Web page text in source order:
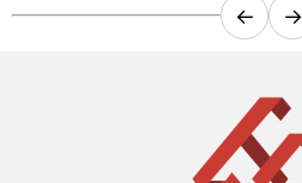
← →